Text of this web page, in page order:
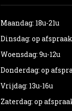
Maandag: 18u-21u
Dinsdag: op afspraak
Woensdag: 9u-12u
Donderdag: op
Vrijdag: 13u-16u
Zaterdag: op